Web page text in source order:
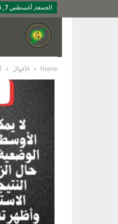
الجمعة, أغسطس 7, 2026
Home الأقوال